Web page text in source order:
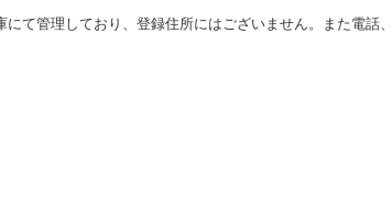
にて管理しており、登録住所にはございません。また電話